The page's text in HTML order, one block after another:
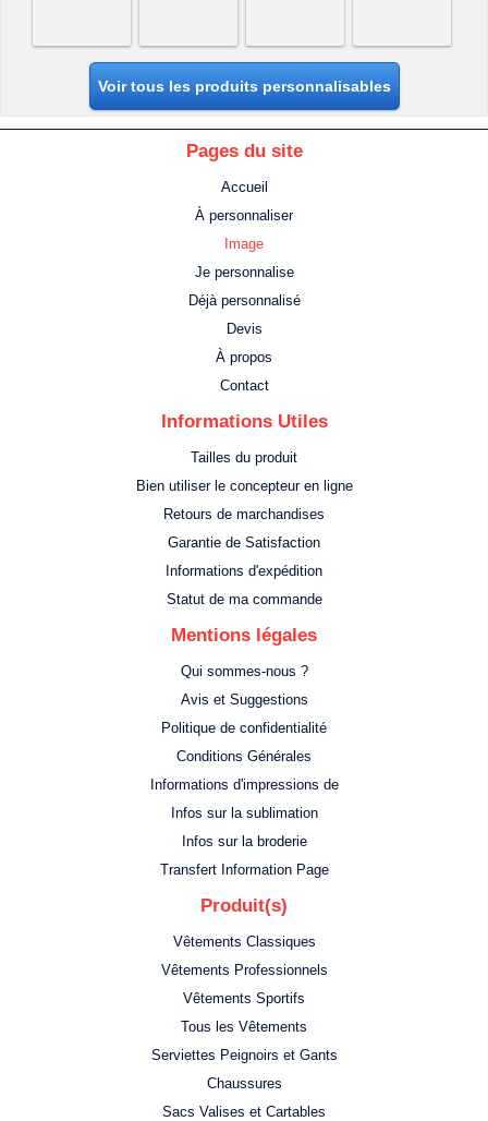
Voir tous les produits personnalisables
Pages du site
Accueil
À personnaliser
Image
Je personnalise
Déjà personnalisé
Devis
À propos
Contact
Informations Utiles
Tailles du produit
Bien utiliser le concepteur en ligne
Retours de marchandises
Garantie de Satisfaction
Informations d'expédition
Statut de ma commande
Mentions légales
Qui sommes-nous ?
Avis et Suggestions
Politique de confidentialité
Conditions Générales
Informations d'impressions de
Infos sur la sublimation
Infos sur la broderie
Transfert Information Page
Produit(s)
Vêtements Classiques
Vêtements Professionnels
Vêtements Sportifs
Tous les Vêtements
Serviettes Peignoirs et Gants
Chaussures
Sacs Valises et Cartables